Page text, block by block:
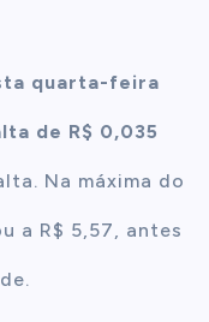
quarta-feira
de R$ 0,035
Na máxima do
a R$ 5,57, antes